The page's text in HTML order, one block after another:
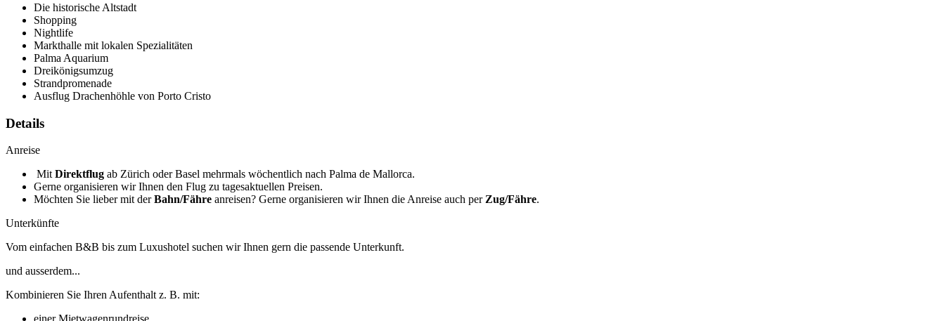
Die historische Altstadt
Shopping
Nightlife
Markthalle mit lokalen Spezialitäten
Palma Aquarium
Dreikönigsumzug
Strandpromenade
Ausflug Drachenhöhle von Porto Cristo
Details
Anreise
Mit Direktflug ab Zürich oder Basel mehrmals wöchentlich nach Palma de Mallorca.
Gerne organisieren wir Ihnen den Flug zu tagesaktuellen Preisen.
Möchten Sie lieber mit derBahn/Fähre anreisen? Gerne organisieren wir Ihnen die Anreise auch per Zug/Fähre.
Unterkünfte
Vom einfachen B&B bis zum Luxushotel suchen wir Ihnen gern die passende Unterkunft.
und ausserdem...
Kombinieren Sie Ihren Aufenthalt z. B. mit: